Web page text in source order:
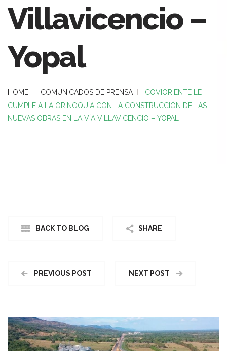
Villavicencio –
Yopal
HOME COMUNICADOS DE PRENSA
COVIORIENTE LE
CUMPLE A LA ORINOQUÍA CON LA CONSTRUCCIÓN DE LAS
NUEVAS OBRAS EN LA VÍA VILLAVICENCIO – YOPAL
BACK TO BLOG SHARE
PREVIOUS POST NEXT POST